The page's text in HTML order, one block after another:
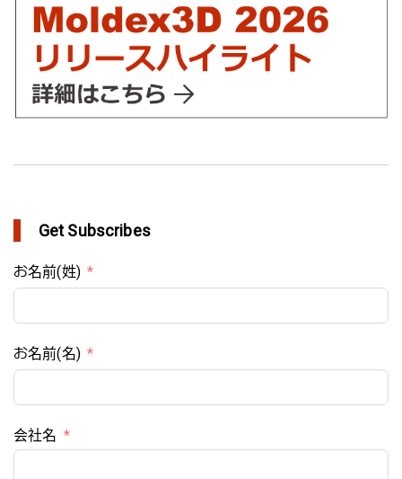
Get Subscribes
お名前(姓)
お名前(名)
会社名